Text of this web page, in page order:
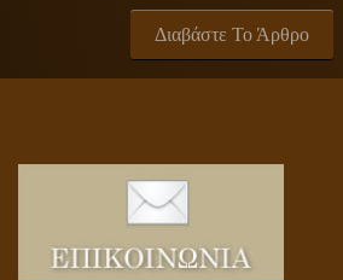
Διαβάστε Το Άρθρο